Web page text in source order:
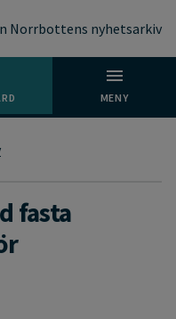
Norrbottens nyhetsarkiv
MENY
fasta